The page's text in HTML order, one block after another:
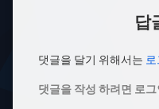
답
댓글을 달기 위해서는 로
댓글을 작성 하려면 로